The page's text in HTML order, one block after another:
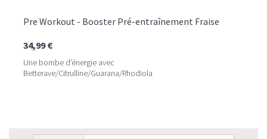
Pre Workout - Booster Pré-entraînement Fraise
34,99 €
Une bombe d'énergie avec
Betterave/Citrulline/Guarana/Rhodiola